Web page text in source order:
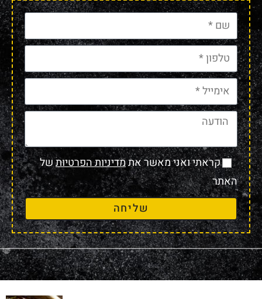
קראתי ואני מאשר אתמדיניות הפרטיותשל
האתר
שליחה